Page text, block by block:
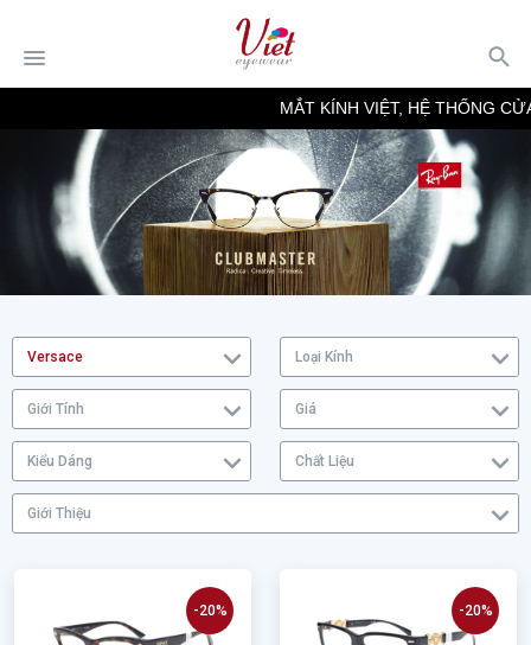
MẮT KÍNH VIỆT, HỆ THỐNG
Versace Loại Kính
Giới Tính Giá
Kiểu Dáng Chất Liệu
Giới Thiệu
-20% -20%